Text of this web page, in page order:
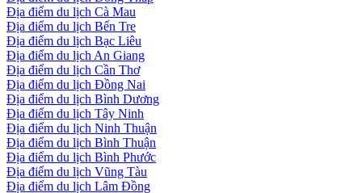
Địa điểm du lịch Cà Mau
Địa điểm du lịch Bến Tre
Địa điểm du lịch Bạc Liêu
Địa điểm du lịch An Giang
Địa điểm du lịch Cần Thơ
Địa điểm du lịch Đồng Nai
Địa điểm du lịch Bình Dương
Địa điểm du lịch Tây Ninh
Địa điểm du lịch Ninh Thuận
Địa điểm du lịch Bình Thuận
Địa điểm du lịch Bình Phước
Địa điểm du lịch Vũng Tàu
Địa điểm du lịch Lâm Đồng